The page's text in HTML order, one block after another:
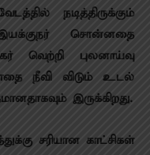
நடித்திருக்கும்
சொன்னதை
வெற்றி புலனாய்வு
நீவி விடும் உடல்
இருக்கிறது.
சரியான காட்சிகள்